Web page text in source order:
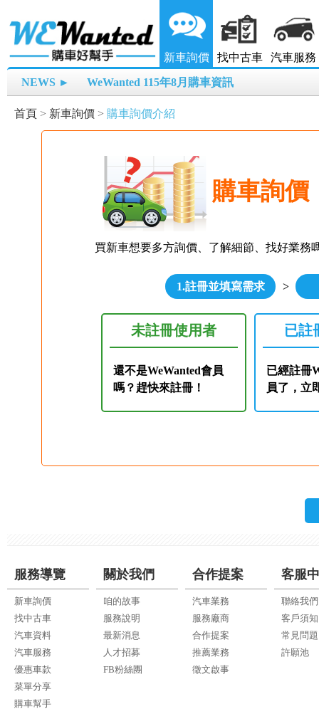
新車詢價 找中古車 汽車服務
NEWS ► WeWanted 115年8月購車資訊
首頁 > 新車詢價 > 購車詢價介紹
購車詢價
買新車想要多方詢價、了解細節、找好業務
1.註冊並填寫需求 >
未註冊使用者
還不是WeWanted會員
嗎？趕快來註冊！
已註
已經註冊
員了，立
服務導覽
新車詢價
找中古車
汽車資料
汽車服務
優惠車款
菜單分享
購車幫手
關於我們
咱的故事
服務說明
最新消息
人才招募
FB粉絲團
合作提案
汽車業務
服務廠商
合作提案
推薦業務
徵文啟事
客服
聯絡我們
客戶須知
常見問題
許願池